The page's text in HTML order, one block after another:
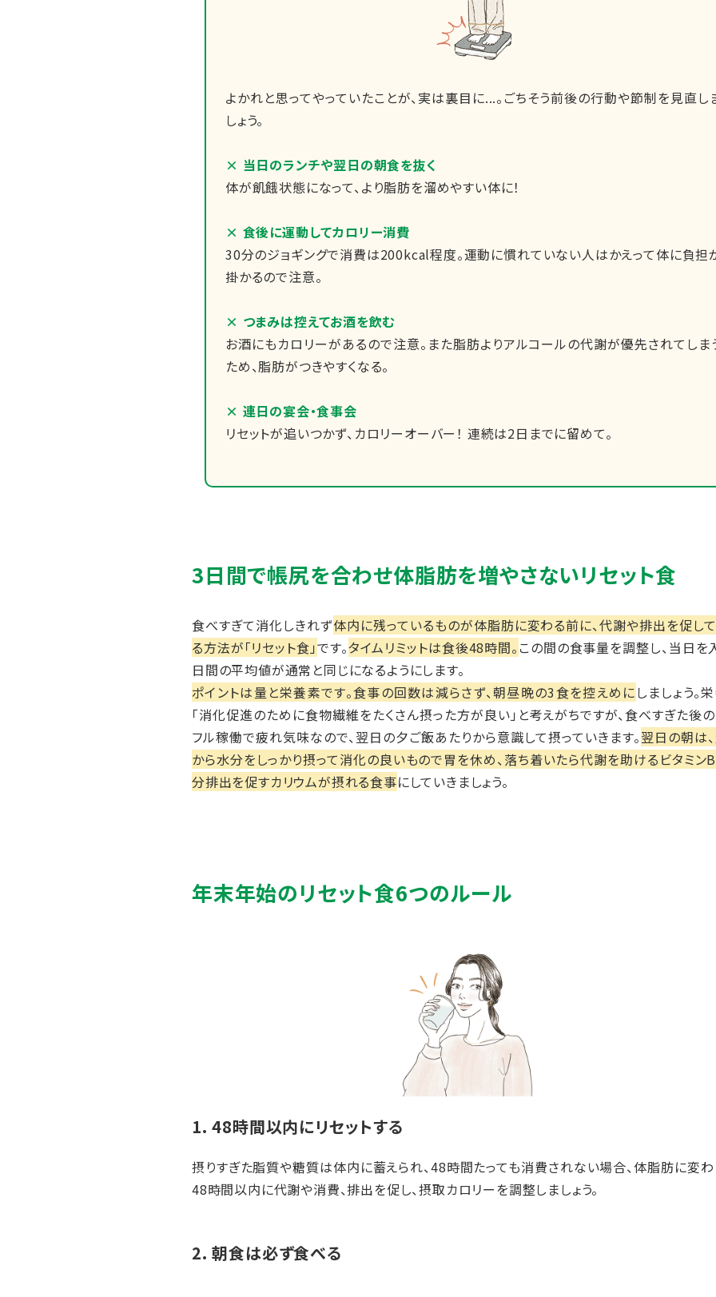
よかれと思ってやっていたことが、実は裏目に...。ごちそう前後の行動や節制を見直し
しょう。
× 当日のランチや翌日の朝食を抜く
体が飢餓状態になって、より脂肪を溜めやすい体に！
× 食後に運動してカロリー消費
30分のジョギングで消費は200kcal程度。運動に慣れていない人はかえって体に負担
掛かるので注意。
× つまみは控えてお酒を飲む
お酒にもカロリーがあるので注意。また脂肪よりアルコールの代謝が優先されてしま
ため、脂肪がつきやすくなる。
× 連日の宴会・食事会
リセットが追いつかず、カロリーオーバー！ 連続は2日までに留めて。
3日間で帳尻を合わせ体脂肪を増やさないリセット食
食べすぎて消化しきれず体内に残っているものが体脂肪に変わる前に、代謝や排出を促し
る方法が「リセット食」です。タイムリミットは食後48時間。 この間の食事量を調整し、当日を
日間の平均値が通常と同じになるようにします。
ポイントは量と栄養素です。食事の回数は減らさず、朝昼晩の3食を控えめにしましょう。
「消化促進のために食物繊維をたくさん摂った方が良い」と考えがちですが、食べすぎた後
フル稼働で疲れ気味なので、翌日の夕ご飯あたりから意識して摂っていきます。翌日の朝は
から水分をしっかり摂って消化の良いもので胃を休め、落ち着いたら代謝を助けるビタミン
分排出を促すカリウムが摂れる食事にしていきましょう。
年末年始のリセット食6つのルール
1. 48時間以内にリセットする
摂りすぎた脂質や糖質は体内に蓄えられ、48時間たっても消費されない場合、体脂肪に変わ
48時間以内に代謝や消費、排出を促し、摂取カロリーを調整しましょう。
2. 朝食は必ず食べる